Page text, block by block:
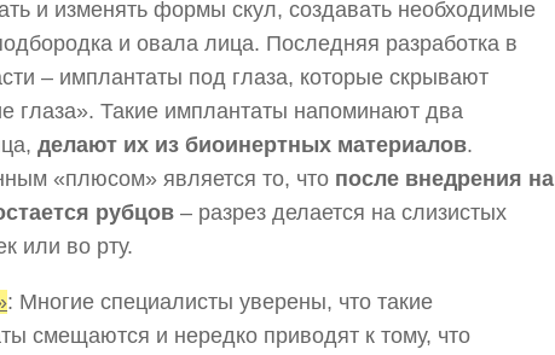
и изменять формы скул, создавать необходимые
и овала лица. Последняя разработка в
– имплантаты под глаза, которые скрывают
глаза». Такие имплантаты напоминают два
делают их из биоинертных материалов.
«плюсом» является то, что после внедрения на
рубцов – разрез делается на слизистых
или во рту.
: Многие специалисты уверены, что такие
смещаются и нередко приводят к тому, что